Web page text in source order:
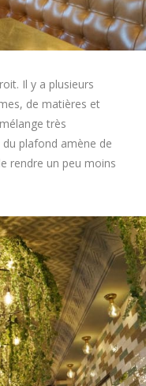
Il y a plusieurs
de matières et
très
plafond amène de
rendre un peu moins